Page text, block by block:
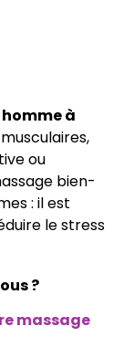
à
ou
bien-
: il est
le stress
?
massage